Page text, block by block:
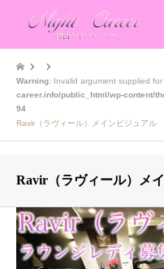
Warning: Invalid argument supplied for
career.info/public_html/wp-content/
94
Ravir（ラヴィール）メインビジュアル
Ravir（ラヴィール）メ